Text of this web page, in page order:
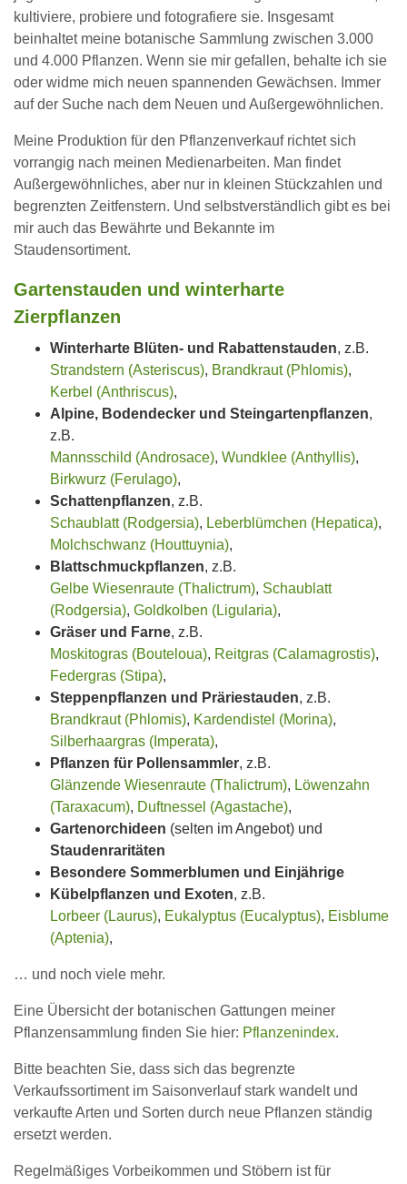
kultiviere, probiere und fotografiere sie. Insgesamt
beinhaltet meine botanische Sammlung zwischen 3.000
und 4.000 Pflanzen. Wenn sie mir gefallen, behalte ich sie
oder widme mich neuen spannenden Gewächsen. Immer
auf der Suche nach dem Neuen und Außergewöhnlichen.
Meine Produktion für den Pflanzenverkauf richtet sich
vorrangig nach meinen Medienarbeiten. Man findet
Außergewöhnliches, aber nur in kleinen Stückzahlen und
begrenzten Zeitfenstern. Und selbstverständlich gibt es bei
mir auch das Bewährte und Bekannte im
Staudensortiment.
Gartenstauden und winterharte
Zierpflanzen
Winterharte Blüten- und Rabattenstauden, z.B.
Strandstern (Asteriscus), Brandkraut (Phlomis),
Kerbel (Anthriscus),
Alpine, Bodendecker und Steingartenpflanzen,
z.B.
Mannsschild (Androsace), Wundklee (Anthyllis),
Birkwurz (Ferulago),
Schattenpflanzen, z.B.
Schaublatt (Rodgersia), Leberblümchen (Hepatica),
Molchschwanz (Houttuynia),
Blattschmuckpflanzen, z.B.
Gelbe Wiesenraute (Thalictrum), Schaublatt
(Rodgersia), Goldkolben (Ligularia),
Gräser und Farne, z.B.
Moskitogras (Bouteloua), Reitgras (Calamagrostis),
Federgras (Stipa),
Steppenpflanzen und Präriestauden, z.B.
Brandkraut (Phlomis), Kardendistel (Morina),
Silberhaargras (Imperata),
Pflanzen für Pollensammler, z.B.
Glänzende Wiesenraute (Thalictrum), Löwenzahn
(Taraxacum), Duftnessel (Agastache),
Gartenorchideen (selten im Angebot) und
Staudenraritäten
Besondere Sommerblumen und Einjährige
Kübelpflanzen und Exoten, z.B.
Lorbeer (Laurus), Eukalyptus (Eucalyptus), Eisblume
(Aptenia),
… und noch viele mehr.
Eine Übersicht der botanischen Gattungen meiner
Pflanzensammlung finden Sie hier: Pflanzenindex.
Bitte beachten Sie, dass sich das begrenzte
Verkaufssortiment im Saisonverlauf stark wandelt und
verkaufte Arten und Sorten durch neue Pflanzen ständig
ersetzt werden.
Regelmäßiges Vorbeikommen und Stöbern ist für